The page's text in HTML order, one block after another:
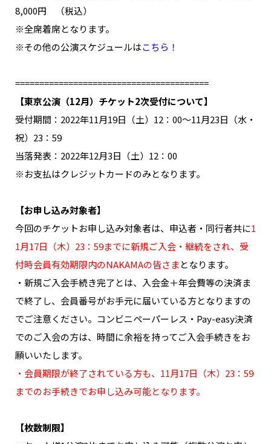
8,000円 （税込）
※全席着席となります。
※その他の公演スケジュールはこちら！
========================================
【東京公演（12月）チケット2次受付について】
受付期間：2022年11月19日（土）12：00～11月23日（水・
祝）23：59
当落発表：2022年12月3日（土）12：00
※お支払はクレジットカードのみとなります。
【お申し込み対象者】
今回のチケットお申し込み対象者は、申込者・同行者共に1
1月17日（木）23：59までに新規ご入会・継続をされ、受
付時会員有効期限内のNAKAMAの皆さま となります。
・新規ご入会手続き完了とは、入会金＋年会費等の決済ま
で終了し、会員番号がお手元に届いている方となりますの
でご注意ください。コンビニペーパーレス・Pay-easy決済
でのご入会の方は、時間に余裕を持ってご入会手続きをお
願いいたします。
・会員期限が終了されている方も、11月17日（木）23：59
までのお手続きでお申し込み可能となります。
【枚数制限】